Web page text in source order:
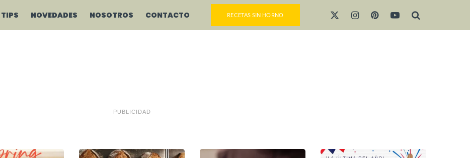
NOVEDADES NOSOTROS CONTACTO RECETAS SIN HORNO
PUBLICIDAD